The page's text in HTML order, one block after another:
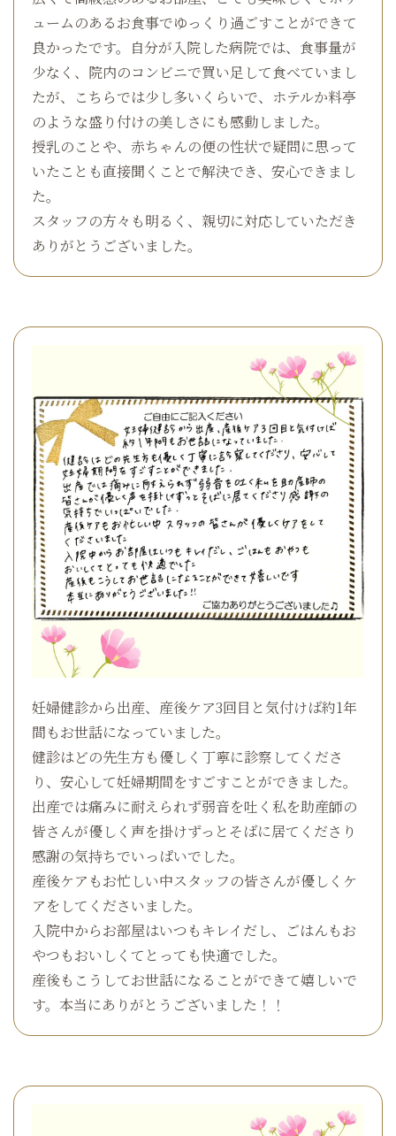
ュームのあるお食事でゆっくり過ごすことができて
良かったです。自分が入院した病院では、食事量が
少なく、院内のコンビニで買い足して食べていまし
たが、こちらでは少し多いくらいで、ホテルか料亭
のような盛り付けの美しさにも感動しました。
授乳のことや、赤ちゃんの便の性状で疑問に思って
いたことも直接聞くことで解決でき、安心できまし
た。
スタッフの方々も明るく、親切に対応していただき
ありがとうございました。
妊婦健診から出産、産後ケア3回目と気付けば約1年
間もお世話になっていました。
健診はどの先生方も優しく丁寧に診察してくださ
り、安心して妊婦期間をすごすことができました。
出産では痛みに耐えられず弱音を吐く私を助産師の
皆さんが優しく声を掛けずっとそばに居てくださり
感謝の気持ちでいっぱいでした。
産後ケアもお忙しい中スタッフの皆さんが優しくケ
アをしてくださいました。
入院中からお部屋はいつもキレイだし、ごはんもお
やつもおいしくてとっても快適でした。
産後もこうしてお世話になることができて嬉しいで
す。本当にありがとうございました！！